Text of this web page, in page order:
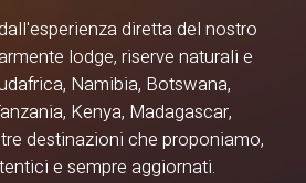
diretta del nostro
lodge, riserve naturali e
Namibia, Botswana,
Kenya, Madagascar,
destinazioni che proponiamo,
e sempre aggiornati.